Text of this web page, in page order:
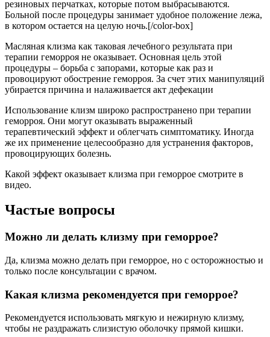
резиновых перчатках, которые потом выбрасываются.
Больной после процедуры занимает удобное положение лежа,
в котором остается на целую ночь.[/color-box]
Масляная клизма как таковая лечебного результата при
терапии геморроя не оказывает. Основная цель этой
процедуры – борьба с запорами, которые как раз и
провоцируют обострение геморроя. За счет этих манипуляций
убирается причина и налаживается акт дефекации
Использование клизм широко распространено при терапии
геморроя. Они могут оказывать выраженный
терапевтический эффект и облегчать симптоматику. Иногда
же их применение целесообразно для устранения факторов,
провоцирующих болезнь.
Какой эффект оказывает клизма при геморрое смотрите в
видео.
Частые вопросы
Можно ли делать клизму при геморрое?
Да, клизма можно делать при геморрое, но с осторожностью и
только после консультации с врачом.
Какая клизма рекомендуется при геморрое?
Рекомендуется использовать мягкую и нежирную клизму,
чтобы не раздражать слизистую оболочку прямой кишки.